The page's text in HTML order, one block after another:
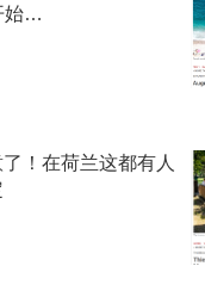
始…
！在荷兰这都有人